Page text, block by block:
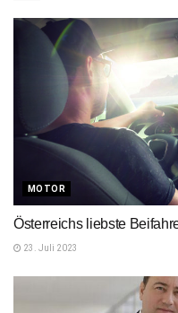
MOTOR
Österreichs liebste
23. Juli 2023